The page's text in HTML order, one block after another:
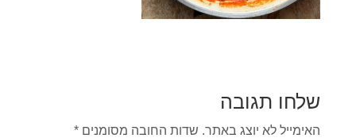
שלחו תגובה
האימייל לא יוצג באתר. שדות החובה מסומנים *